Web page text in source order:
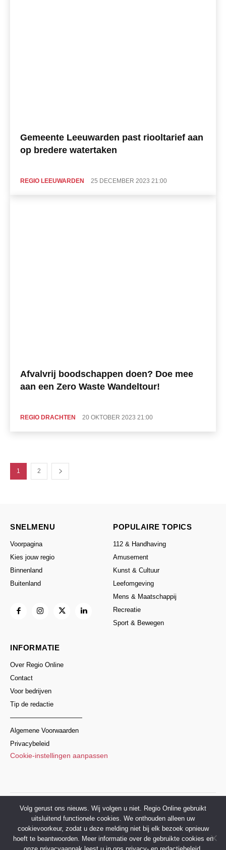
Gemeente Leeuwarden past riooltarief aan
op bredere watertaken
REGIO LEEUWARDEN 25 DECEMBER 2023 21:00
Afvalvrij boodschappen doen? Doe mee
aan een Zero Waste Wandeltour!
REGIO DRACHTEN 20 OKTOBER 2023 21:00
1 2
SNELMENU
Voorpagina
Kies jouw regio
Binnenland
Buitenland
POPULAIRE TOPICS
112 & Handhaving
Amusement
Kunst & Cultuur
Leefomgeving
Mens & Maatschappij
Recreatie
Sport & Bewegen
INFORMATIE
Over Regio Online
Contact
Voor bedrijven
Tip de redactie
———————————
Algemene Voorwaarden
Privacybeleid
Cookie-instellingen aanpassen
Volg gerust ons nieuws. Wij volgen u niet. Regio Online gebruikt
uitsluitend functionele cookies. We onthouden alleen uw
cookievoorkeur, zodat u deze melding niet bij elk bezoek opnieuw
hoeft te beantwoorden. Meer informatie over de gebruikte cookies en